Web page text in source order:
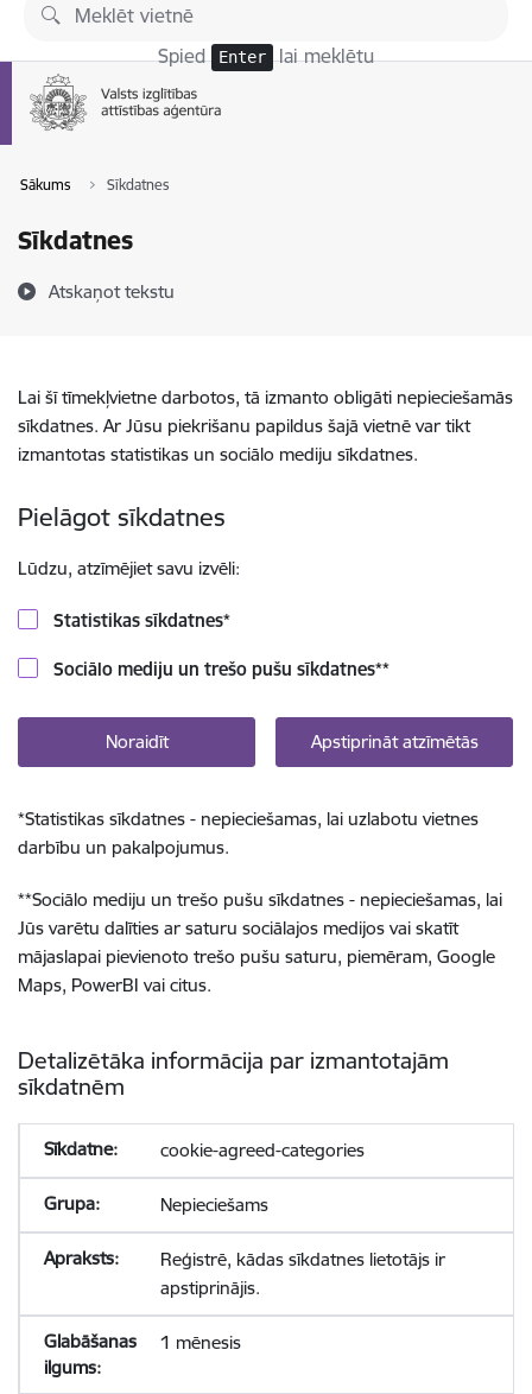
Pāriet uz lapas saturu
Spied Enter lai meklētu
Sākums Sīkdatnes
Sīkdatnes
Atskaņot tekstu
Lai šī tīmekļvietne darbotos, tā izmanto obligāti nepieciešamās
sīkdatnes. Ar Jūsu piekrišanu papildus šajā vietnē var tikt
izmantotas statistikas un sociālo mediju sīkdatnes.
Pielāgot sīkdatnes
Lūdzu, atzīmējiet savu izvēli:
Statistikas sīkdatnes*
Sociālo mediju un trešo pušu sīkdatnes**
Noraidīt Apstiprināt atzīmētās
*Statistikas sīkdatnes - nepieciešamas, lai uzlabotu vietnes
darbību un pakalpojumus.
**Sociālo mediju un trešo pušu sīkdatnes - nepieciešamas, lai
Jūs varētu dalīties ar saturu sociālajos medijos vai skatīt
mājaslapai pievienoto trešo pušu saturu, piemēram, Google
Maps, PowerBI vai citus.
Detalizētāka informācija par izmantotajām
sīkdatnēm
cookie-agreed-categories
Nepieciešams
Reģistrē, kādas sīkdatnes lietotājs ir
apstiprinājis.
1 mēnesis